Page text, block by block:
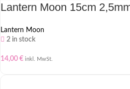
Lantern Moon 15cm
Lantern Moon
2 in stock
14,00 € inkl. MwSt.